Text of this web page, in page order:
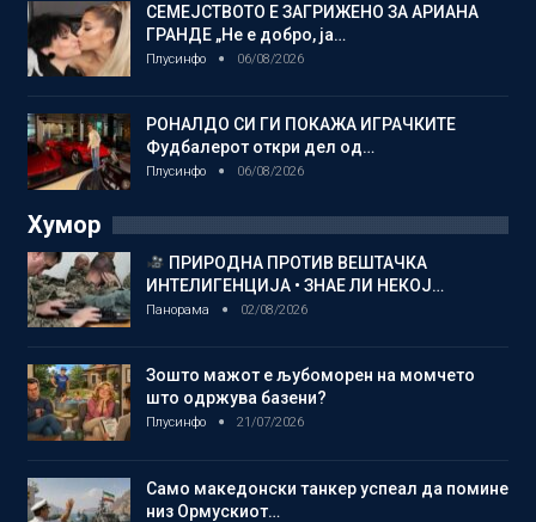
СЕМЕЈСТВОТО Е ЗАГРИЖЕНО ЗА АРИАНА
ГРАНДЕ „Не е добро, ја…
Плусинфо 06/08/2026
РОНАЛДО СИ ГИ ПОКАЖА ИГРАЧКИТЕ
Фудбалерот откри дел од…
Плусинфо 06/08/2026
Хумор
ПРИРОДНА ПРОТИВ ВЕШТАЧКА
ИНТЕЛИГЕНЦИЈА • ЗНАЕ ЛИ НЕКОЈ…
Панорама 02/08/2026
Зошто мажот е љубоморен на момчето
што одржува базени?
Плусинфо 21/07/2026
Само македонски танкер успеал да помине
низ Ормускиот…